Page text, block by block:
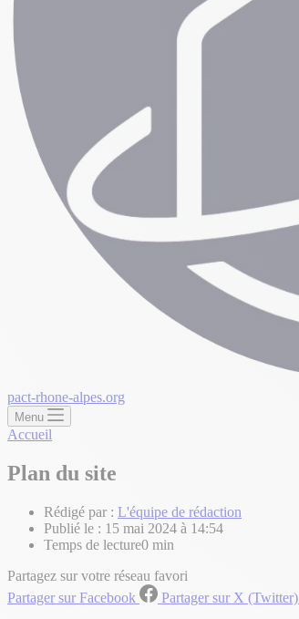
pact-rhone-alpes.org
Menu
Accueil
Plan du site
Rédigé par : L'équipe de rédaction
Publié le : 15 mai 2024 à 14:54
Temps de lecture0 min
Partagez sur votre réseau favori
Partager sur Facebook
Partager sur X (Twitter)